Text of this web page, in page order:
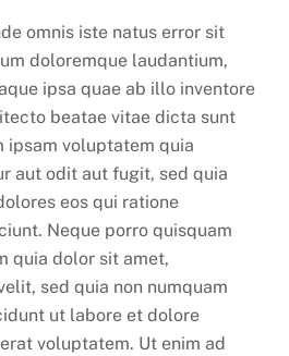
omnis iste natus error sit
doloremque laudantium,
ipsa quae ab illo inventore
beatae vitae dicta sunt
ipsam voluptatem quia
aut odit aut fugit, sed quia
eos qui ratione
Neque porro quisquam
quia dolor sit amet,
sed quia non numquam
ut labore et dolore
voluptatem. Ut enim ad